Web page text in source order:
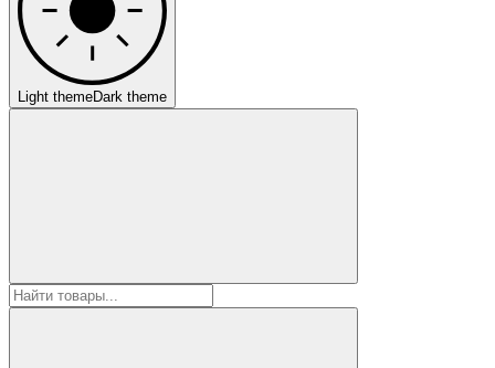
Light themeDark theme